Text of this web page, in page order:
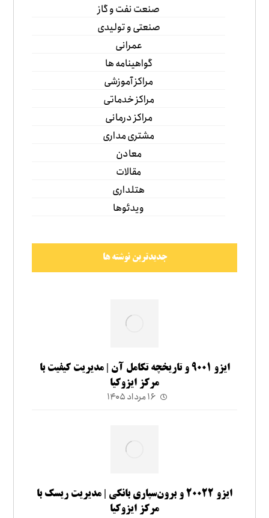
صنعت نفت و گاز
صنعتی و تولیدی
عمرانی
گواهینامه ها
مراکز آموزشی
مراکز خدماتی
مراکز درمانی
مشتری مداری
معادن
مقالات
هتلداری
ویدئوها
جدیدترین نوشته ها
ایزو ۹۰۰۱ و تاریخچه تکامل آن | مدیریت کیفیت با
مرکز ایزوکیا
۱۶ مرداد ۱۴۰۵
ایزو ۲۰۰۲۲ و برون‌سپاری بانکی | مدیریت ریسک با
مرکز ایزوکیا